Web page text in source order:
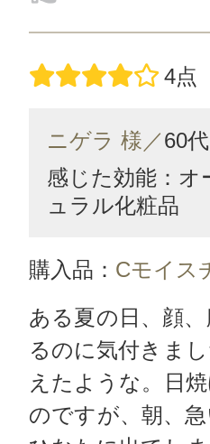
4点
ニゲラ 様／60
感じた効能：
ュラル化粧品
購入品： Cモイス
ある夏の日、顔
るのに気付きま
えたような。日
のですが、朝、